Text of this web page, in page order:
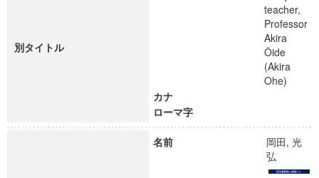
別タイトル
teacher,
Professor
Akira
Ôide
(Akira
Ohe)
カナ
ローマ字
名前
岡田, 光
弘